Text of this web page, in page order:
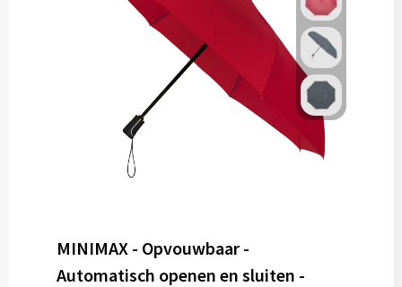
MINIMAX - Opvouwbaar -
Automatisch openen en sluiten -